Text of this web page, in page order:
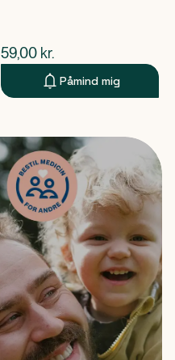
$nuværende pris
59,00 kr.
Påmind mig